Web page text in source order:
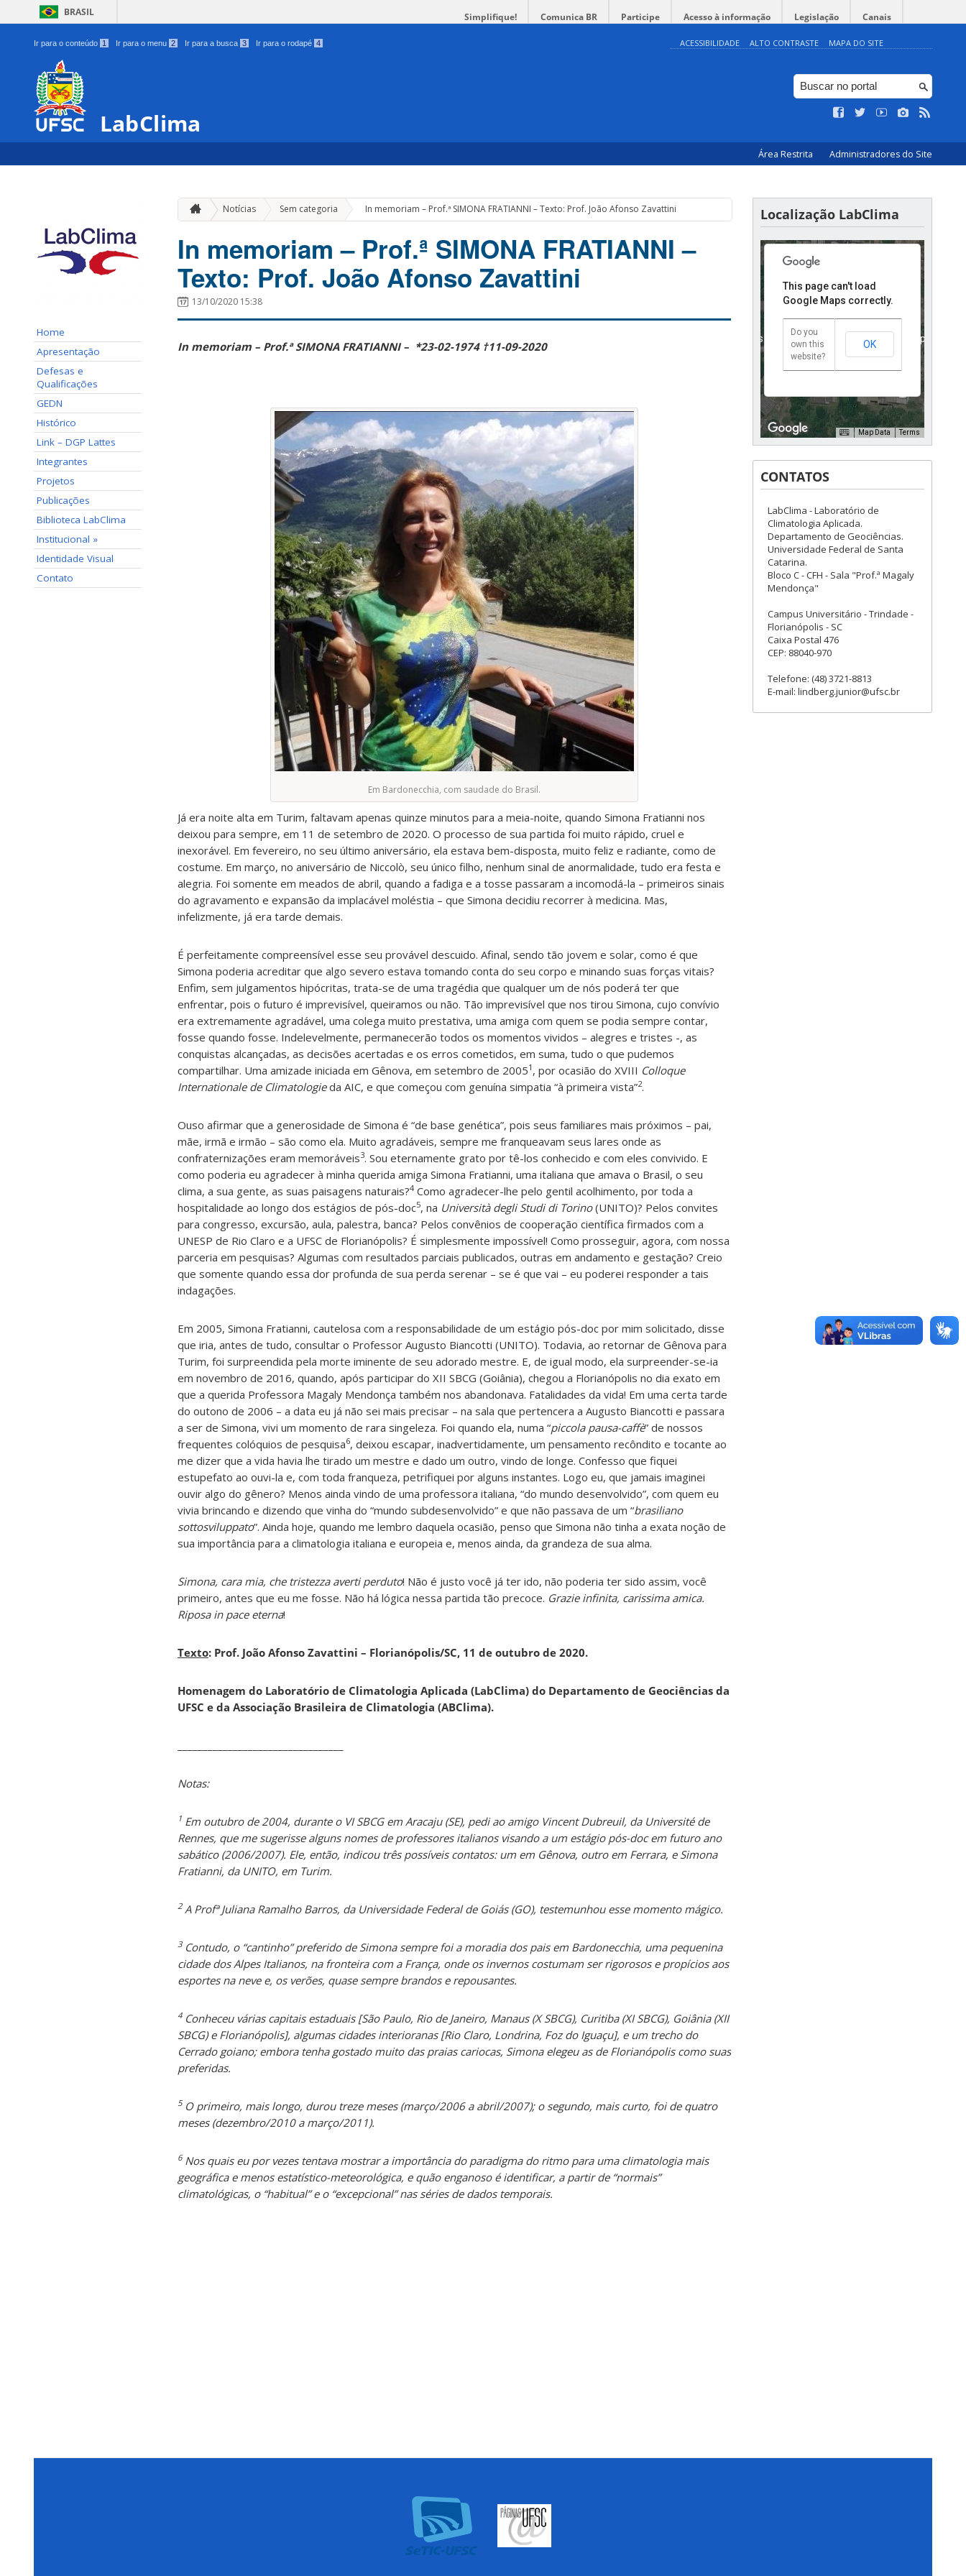
BRASIL Simplifique! Comunica BR Participe Acesso à informação Legislação Canais
Ir para o conteúdo 1 Ir para o menu 2 Ir para a busca 3 Ir para o rodapé 4 ACESSIBILIDADE ALTO CONTRASTE MAPA DO SITE
LabClima
Área Restrita Administradores do Site
Home
Apresentação
Defesas e
Qualificações
GEDN
Histórico
Link – DGP Lattes
Integrantes
Projetos
Publicações
Biblioteca LabClima
Institucional »
Identidade Visual
Contato
Notícias Sem categoria » In memoriam – Prof.ª SIMONA FRATIANNI – Texto: Prof. João Afonso Zavattini
In memoriam – Prof.ª SIMONA FRATIANNI –
Texto: Prof. João Afonso Zavattini
13/10/2020 15:38
In memoriam – Prof.ª SIMONA FRATIANNI – *23-02-1974 †11-09-2020
Em Bardonecchia, com saudade do Brasil.
Já era noite alta em Turim, faltavam apenas quinze minutos para a meia-noite, quando Simona Fratianni nos
deixou para sempre, em 11 de setembro de 2020. O processo de sua partida foi muito rápido, cruel e
inexorável. Em fevereiro, no seu último aniversário, ela estava bem-disposta, muito feliz e radiante, como de
costume. Em março, no aniversário de Niccolò, seu único filho, nenhum sinal de anormalidade, tudo era festa e
alegria. Foi somente em meados de abril, quando a fadiga e a tosse passaram a incomodá-la – primeiros sinais
do agravamento e expansão da implacável moléstia – que Simona decidiu recorrer à medicina. Mas,
infelizmente, já era tarde demais.
É perfeitamente compreensível esse seu provável descuido. Afinal, sendo tão jovem e solar, como é que
Simona poderia acreditar que algo severo estava tomando conta do seu corpo e minando suas forças vitais?
Enfim, sem julgamentos hipócritas, trata-se de uma tragédia que qualquer um de nós poderá ter que
enfrentar, pois o futuro é imprevisível, queiramos ou não. Tão imprevisível que nos tirou Simona, cujo convívio
era extremamente agradável, uma colega muito prestativa, uma amiga com quem se podia sempre contar,
fosse quando fosse. Indelevelmente, permanecerão todos os momentos vividos – alegres e tristes -, as
conquistas alcançadas, as decisões acertadas e os erros cometidos, em suma, tudo o que pudemos
compartilhar. Uma amizade iniciada em Gênova, em setembro de 20051 , por ocasião do XVIII Colloque
Internationale de Climatologieda AIC, e que começou com genuína simpatia “à primeira vista”2.
Ouso afirmar que a generosidade de Simona é “de base genética”, pois seus familiares mais próximos – pai,
mãe, irmã e irmão – são como ela. Muito agradáveis, sempre me franqueavam seus lares onde as
confraternizações eram memoráveis3. Sou eternamente grato por tê-los conhecido e com eles convivido. E
como poderia eu agradecer à minha querida amiga Simona Fratianni, uma italiana que amava o Brasil, o seu
clima, a sua gente, as suas paisagens naturais?4Como agradecer-lhe pelo gentil acolhimento, por toda a
hospitalidade ao longo dos estágios de pós-doc5, na Università degli Studi di Torino(UNITO)? Pelos convites
para congresso, excursão, aula, palestra, banca? Pelos convênios de cooperação científica firmados com a
UNESP de Rio Claro e a UFSC de Florianópolis? É simplesmente impossível! Como prosseguir, agora, com nossa
parceria em pesquisas? Algumas com resultados parciais publicados, outras em andamento e gestação? Creio
que somente quando essa dor profunda de sua perda serenar – se é que vai – eu poderei responder a tais
indagações.
Em 2005, Simona Fratianni, cautelosa com a responsabilidade de um estágio pós-doc por mim solicitado, disse
que iria, antes de tudo, consultar o Professor Augusto Biancotti (UNITO). Todavia, ao retornar de Gênova para
Turim, foi surpreendida pela morte iminente de seu adorado mestre. E, de igual modo, ela surpreender-se-ia
em novembro de 2016, quando, após participar do XII SBCG (Goiânia), chegou a Florianópolis no dia exato em
que a querida Professora Magaly Mendonça também nos abandonava. Fatalidades da vida! Em uma certa tarde
do outono de 2006 – a data eu já não sei mais precisar – na sala que pertencera a Augusto Biancotti e passara
a ser de Simona, vivi um momento de rara singeleza. Foi quando ela, numa “piccola pausa-caffè” de nossos
frequentes colóquios de pesquisa6, deixou escapar, inadvertidamente, um pensamento recôndito e tocante ao
me dizer que a vida havia lhe tirado um mestre e dado um outro, vindo de longe. Confesso que fiquei
estupefato ao ouvi-la e, com toda franqueza, petrifiquei por alguns instantes. Logo eu, que jamais imaginei
ouvir algo do gênero? Menos ainda vindo de uma professora italiana, “do mundo desenvolvido”, com quem eu
vivia brincando e dizendo que vinha do “mundo subdesenvolvido” e que não passava de um “brasiliano
sottosviluppato”. Ainda hoje, quando me lembro daquela ocasião, penso que Simona não tinha a exata noção de
sua importância para a climatologia italiana e europeia e, menos ainda, da grandeza de sua alma.
Simona, cara mia, che tristezza averti perduto! Não é justo você já ter ido, não poderia ter sido assim, você
primeiro, antes que eu me fosse. Não há lógica nessa partida tão precoce. Grazie infinita, carissima amica.
Riposa in pace eterna!
Texto: Prof. João Afonso Zavattini – Florianópolis/SC, 11 de outubro de 2020.
Homenagem do Laboratório de Climatologia Aplicada (LabClima) do Departamento de Geociências da
UFSC e da Associação Brasileira de Climatologia (ABClima).
Notas:
1 Em outubro de 2004, durante o VI SBCG em Aracaju (SE), pedi ao amigo Vincent Dubreuil, da Université de
Rennes, que me sugerisse alguns nomes de professores italianos visando a um estágio pós-doc em futuro ano
sabático (2006/2007). Ele, então, indicou três possíveis contatos: um em Gênova, outro em Ferrara, e Simona
Fratianni, da UNITO, em Turim.
2A Profª Juliana Ramalho Barros, da Universidade Federal de Goiás (GO), testemunhou esse momento mágico.
3Contudo, o “cantinho” preferido de Simona sempre foi a moradia dos pais em Bardonecchia, uma pequenina
cidade dos Alpes Italianos, na fronteira com a França, onde os invernos costumam ser rigorosos e propícios aos
esportes na neve e, os verões, quase sempre brandos e repousantes.
4Conheceu várias capitais estaduais [São Paulo, Rio de Janeiro, Manaus (X SBCG), Curitiba (XI SBCG), Goiânia (XII
SBCG) e Florianópolis], algumas cidades interioranas [Rio Claro, Londrina, Foz do Iguaçu], e um trecho do
Cerrado goiano; embora tenha gostado muito das praias cariocas, Simona elegeu as de Florianópolis como suas
preferidas.
5O primeiro, mais longo, durou treze meses (março/2006 a abril/2007); o segundo, mais curto, foi de quatro
meses (dezembro/2010 a março/2011).
6Nos quais eu por vezes tentava mostrar a importância do paradigma do ritmo para uma climatologia mais
geográfica e menos estatístico-meteorológica, e quão enganoso é identificar, a partir de “normais”
climatológicas, o “habitual” e o “excepcional” nas séries de dados temporais.
Localização LabClima
For development purposes only
For development purposes only For development purposes
For development purposes
For development purposes
For development purposes only
Map Data Terms
This page can't load
Google Maps correctly.
Do you
own this
website?
OK
CONTATOS
LabClima - Laboratório de
Climatologia Aplicada.
Departamento de Geociências.
Universidade Federal de Santa
Catarina.
Bloco C - CFH - Sala "Prof.ª Magaly
Mendonça"
Campus Universitário - Trindade -
Florianópolis - SC
Caixa Postal 476
CEP: 88040-970
Telefone: (48) 3721-8813
E-mail: lindberg.junior@ufsc.br